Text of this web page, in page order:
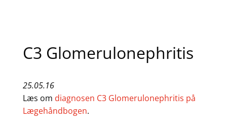
C3 Glomerulonephritis
25.05.16
Læs om diagnosen C3 Glomerulonephritis på
Lægehåndbogen.